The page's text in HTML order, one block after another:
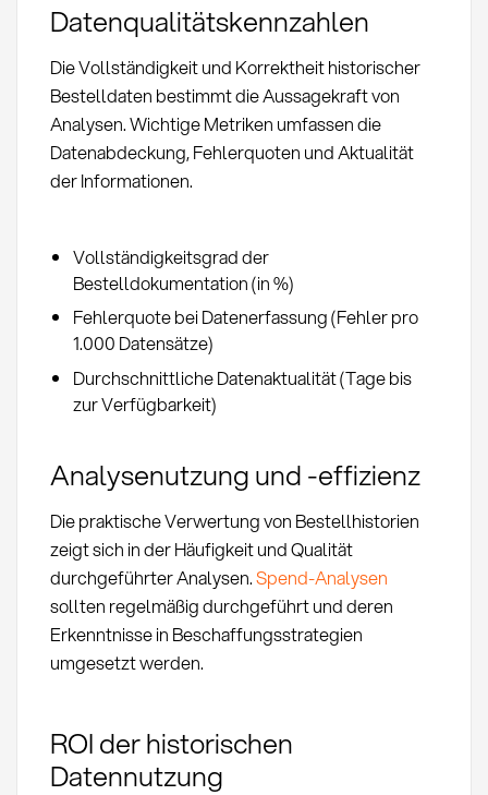
Datenqualitätskennzahlen
Die Vollständigkeit und Korrektheit historischer
Bestelldaten bestimmt die Aussagekraft von
Analysen. Wichtige Metriken umfassen die
Datenabdeckung, Fehlerquoten und Aktualität
der Informationen.
Vollständigkeitsgrad der
Bestelldokumentation (in %)
Fehlerquote bei Datenerfassung (Fehler pro
1.000 Datensätze)
Durchschnittliche Datenaktualität (Tage bis
zur Verfügbarkeit)
Analysenutzung und -effizienz
Die praktische Verwertung von Bestellhistorien
zeigt sich in der Häufigkeit und Qualität
durchgeführter Analysen.Spend-Analysen
sollten regelmäßig durchgeführt und deren
Erkenntnisse in Beschaffungsstrategien
umgesetzt werden.
ROI der historischen
Datennutzung